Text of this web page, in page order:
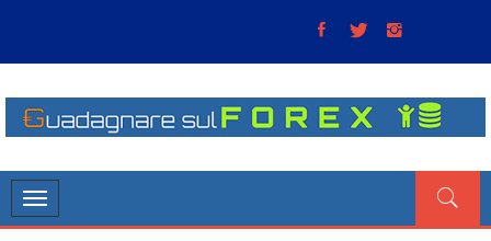
GUADAGNARE SUL FOREX
Toggle
navigation